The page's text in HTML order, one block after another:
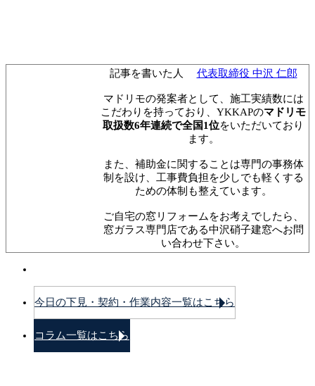
記事を書いた人 代表取締役 中沢 仁郎
マドリモの発案者として、施工実績数には
こだわりを持っており、YKKAPのマドリモ
取扱数6年連続で全国1位をいただいており
ます。
また、補助金に関することは専門の事務体
制を設け、工事費負担を少しでも軽くする
ための体制も整えています。
ご自宅の窓リフォームをお考えでしたら、
窓ガラス専門店である中沢硝子建窓へお問
い合わせ下さい。
今日の下見・契約・作業内容一覧はこちら
コラム一覧はこちら